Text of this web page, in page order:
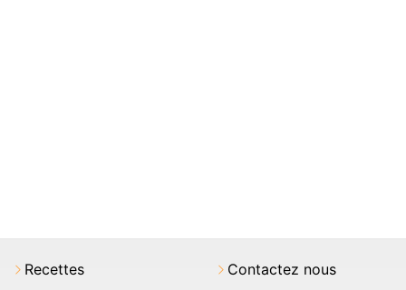
Recettes
Contactez nous